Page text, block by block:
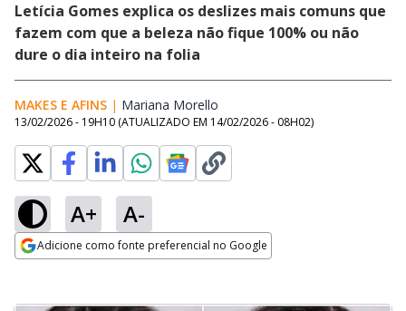
Letícia Gomes explica os deslizes mais comuns que
fazem com que a beleza não fique 100% ou não
dure o dia inteiro na folia
MAKES E AFINS | Mariana Morello
13/02/2026 - 19H10 (ATUALIZADO EM 14/02/2026 - 08H02)
A+ A-
Adicione como fonte preferencial no Google